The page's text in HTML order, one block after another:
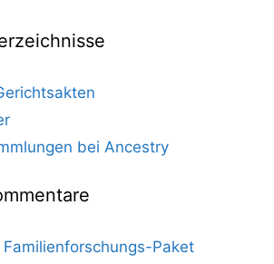
bei Ancestry
Familienforschungs-Paket